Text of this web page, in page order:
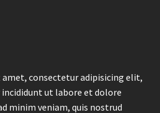
consectetur adipisicing elit,
ut labore et dolore
minim veniam, quis nostrud